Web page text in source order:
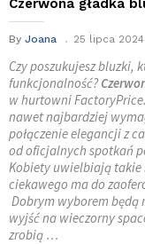
Czerwona gładka
By Joana 25 lipca 2024
Czy poszukujesz bluzki,
funkcjonalność?
w hurtowni
nawet najbardziej
połączenie elegancji z
od oficjalnych spotkań
Kobiety uwielbiają takie
ciekawego ma do
Dobrym wyborem będą
wyjść na wieczorny
zrobią …